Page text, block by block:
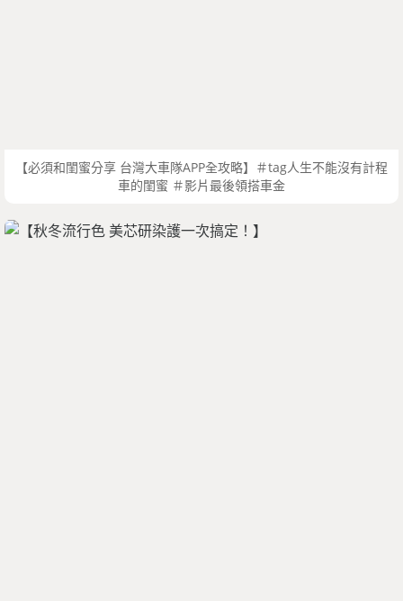
【必須和閨蜜分享 台灣大車隊APP全攻略】＃tag人生不能沒有計程
車的閨蜜 ＃影片最後領搭車金